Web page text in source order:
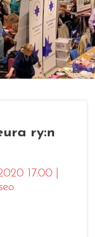
ry:n
17:00